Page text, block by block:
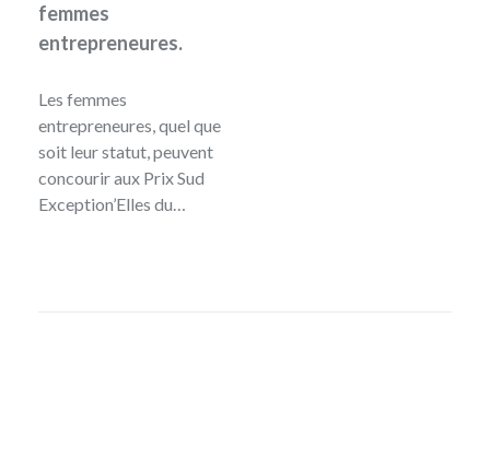
femmes
entrepreneures.
Les femmes
entrepreneures, quel que
soit leur statut, peuvent
concourir aux Prix Sud
Exception’Elles du…